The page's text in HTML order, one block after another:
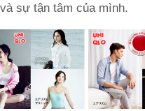
sự tận tâm của mình.